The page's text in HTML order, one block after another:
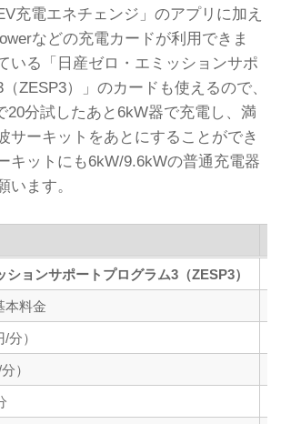
充電エネチェンジ」のアプリに加え
などの充電カードが利用できま
いる「日産ゼロ・エミッションサポ
ZESP3）」のカードも使えるので、
20分試したあと6kW器で充電し、満
サーキットをあとにすることができ
キットにも6kW/9.6kWの普通充電器
います。
ションサポートプログラム3（ZESP3）
本料金
分）
）